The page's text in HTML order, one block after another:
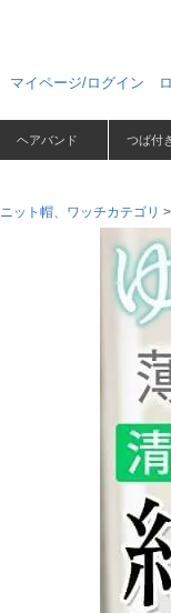
マイページ/ログイン
ヘアバンド つば付
ニット帽、ワッチカテゴリ